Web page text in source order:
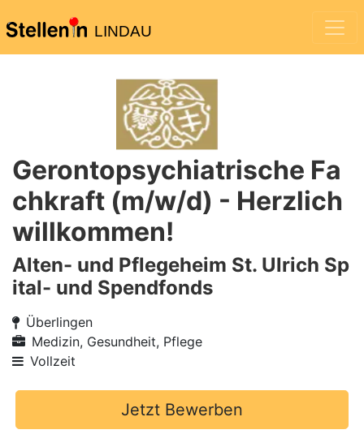
LINDAU
Gerontopsychiatrische Fa
chkraft (m/w/d) - Herzlich
willkommen!
Alten- und Pflegeheim St. Ulrich Sp
ital- und Spendfonds
Überlingen
Medizin, Gesundheit, Pflege
Vollzeit
Jetzt Bewerben